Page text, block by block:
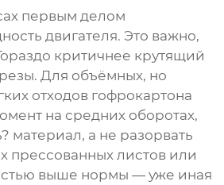
первым делом
двигателя. Это важно,
критичнее крутящий
Для объёмных, но
отходов гофрокартона
на средних оборотах,
материал, а не разорвать
прессованных листов или
выше нормы — уже иная